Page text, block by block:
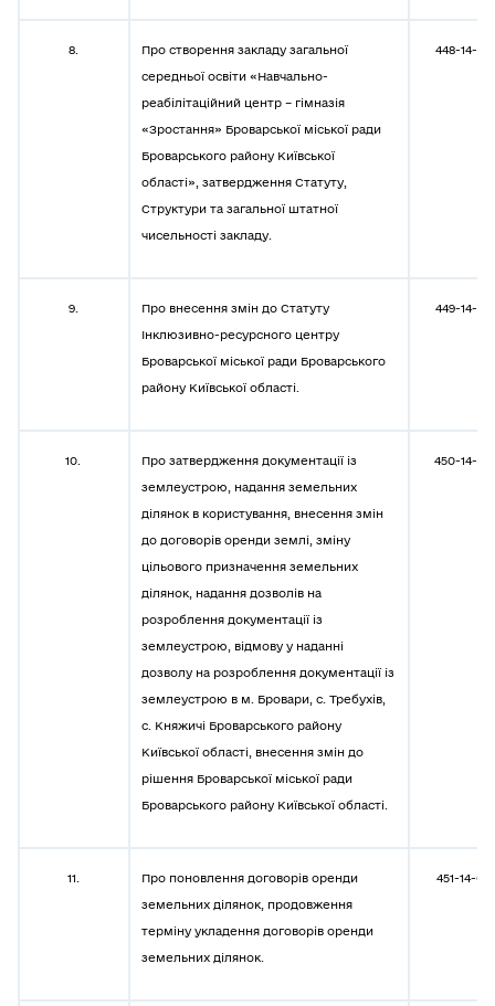
8.
Про створення закладу загальної
середньої освіти «Навчально-
реабілітаційний центр – гімназія
«Зростання» Броварської міської ради
Броварського району Київської
області», затвердження Статуту,
Структури та загальної штатної
чисельності закладу.
448-14-08
9.
Про внесення змін до Статуту
Інклюзивно-ресурсного центру
Броварської міської ради Броварського
району Київської області.
449-14-08
10.
Про затвердження документації із
землеустрою, надання земельних
ділянок в користування, внесення змін
до договорів оренди землі, зміну
цільового призначення земельних
ділянок, надання дозволів на
розроблення документації із
землеустрою, відмову у наданні
дозволу на розроблення документації із
землеустрою в м. Бровари, с. Требухів,
с. Княжичі Броварського району
Київської області, внесення змін до
рішення Броварської міської ради
Броварського району Київської області.
450-14-08
11.
Про поновлення договорів оренди
земельних ділянок, продовження
терміну укладення договорів оренди
земельних ділянок.
451-14-08